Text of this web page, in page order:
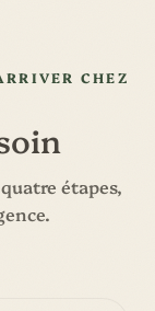
CHEZ
étapes,